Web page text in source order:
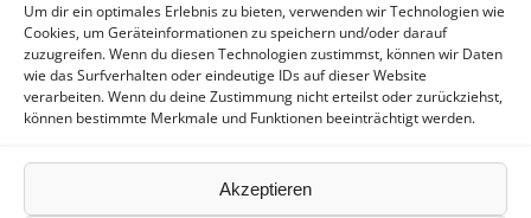
Um dir ein optimales Erlebnis zu bieten, verwenden wir Technologien wie
Cookies, um Geräteinformationen zu speichern und/oder darauf
zuzugreifen. Wenn du diesen Technologien zustimmst, können wir Daten
wie das Surfverhalten oder eindeutige IDs auf dieser Website
verarbeiten. Wenn du deine Zustimmung nicht erteilst oder zurückziehst,
können bestimmte Merkmale und Funktionen beeinträchtigt werden.
Akzeptieren
Jetzt noch ordentlich Schnee, dann kann die Skisaison
auf der Talwiese imOberen Gaistal beginnen.
Interessierte Skifahrer könnenund solltensichdann
Auskunft Schnee-Telefon: 07083/